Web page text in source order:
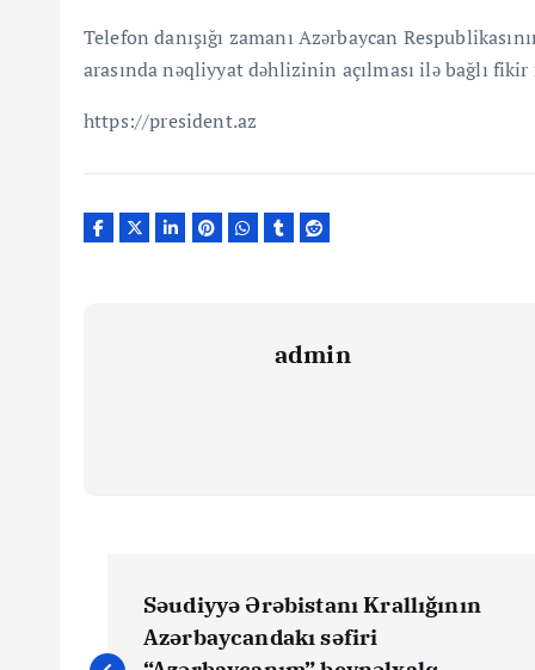
Telefon danışığı zamanı Azərbaycan
arasında nəqliyyat dəhlizinin açılması ilə bağlı fikir
https://president.az
admin
a
Səudiyyə Ərəbistanı Krallığının
Azərbaycandakı səfiri